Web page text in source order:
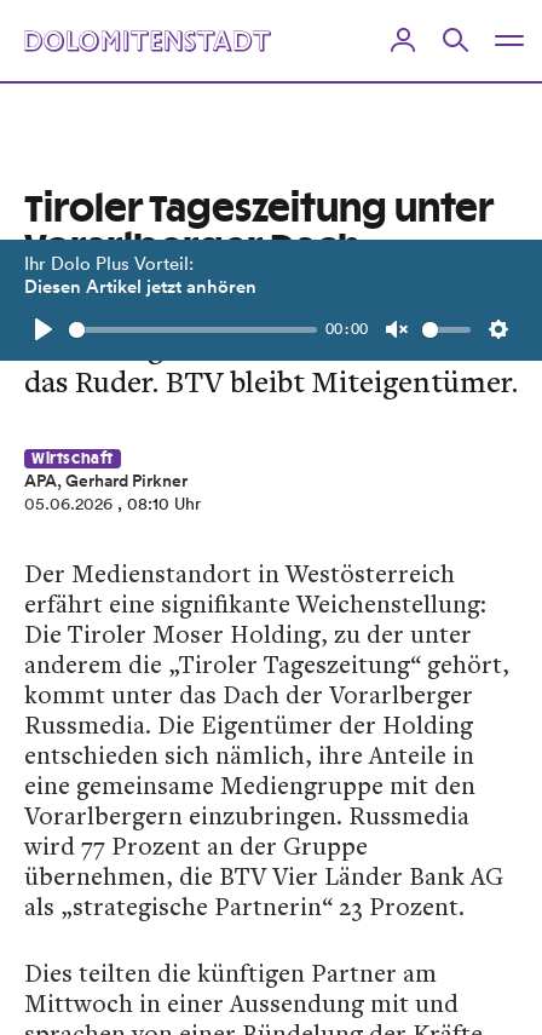
Ihr Dolo Plus Vorteil:
Diesen Artikel jetzt anhören
Play
00:00
Unmute
Tiroler Tageszeitung unter
Vorarlberger Dach
Eigentümerfamilie Moser steigt aus.
Vorarlberger Russmedia übernimmt
das Ruder. BTV bleibt Miteigentümer.
Wirtschaft
APA, Gerhard Pirkner
05.06.2026 , 08:10 Uhr
Der Medienstandort in Westösterreich
erfährt eine signifikante Weichenstellung:
Die Tiroler Moser Holding, zu der unter
anderem die „Tiroler Tageszeitung“ gehört,
kommt unter das Dach der Vorarlberger
Russmedia. Die Eigentümer der Holding
entschieden sich nämlich, ihre Anteile in
eine gemeinsame Mediengruppe mit den
Vorarlbergern einzubringen. Russmedia
wird 77 Prozent an der Gruppe
übernehmen, die BTV Vier Länder Bank AG
als „strategische Partnerin“ 23 Prozent.
Dies teilten die künftigen Partner am
Mittwoch in einer Aussendung mit und